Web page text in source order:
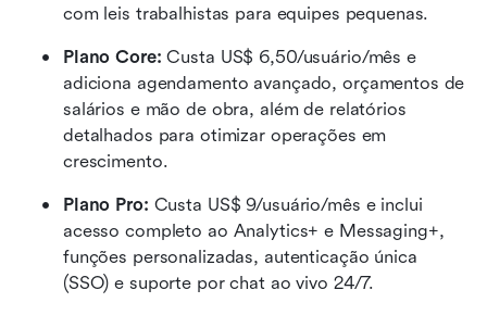
com leis trabalhistas para equipes pequenas.
Plano Core: Custa US$ 6,50/usuário/mês e
adiciona agendamento avançado, orçamentos de
salários e mão de obra, além de relatórios
detalhados para otimizar operações em
crescimento.
Plano Pro: Custa US$ 9/usuário/mês e inclui
acesso completo ao Analytics+ e Messaging+,
funções personalizadas, autenticação única
(SSO) e suporte por chat ao vivo 24/7.